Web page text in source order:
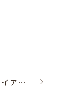
マーキスダイアのペンダント。